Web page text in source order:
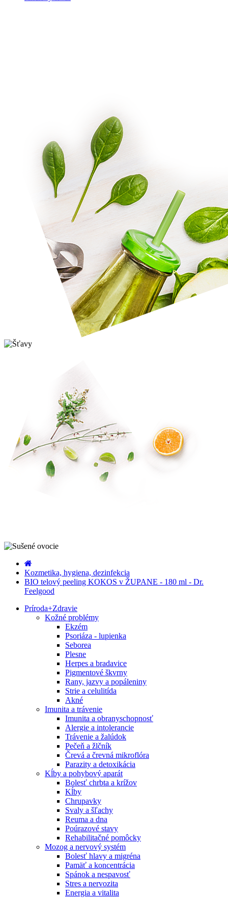
Kozmetika, hygiena, dezinfekcia
BIO telový peeling KOKOS v ŽUPANE - 180 ml - Dr.
Feelgood
Príroda+Zdravie
Kožné problémy
Ekzém
Psoriáza - lupienka
Seborea
Plesne
Herpes a bradavice
Pigmentové škvrny
Rany, jazvy a popáleniny
Strie a celulitída
Akné
Imunita a trávenie
Imunita a obranyschopnosť
Alergie a intolerancie
Trávenie a žalúdok
Pečeň a žlčník
Črevá a črevná mikroflóra
Parazity a detoxikácia
Kĺby a pohybový aparát
Bolesť chrbta a krížov
Kĺby
Chrupavky
Svaly a šľachy
Reuma a dna
Poúrazové stavy
Rehabilitačné pomôcky
Mozog a nervový systém
Bolesť hlavy a migréna
Pamäť a koncentrácia
Spánok a nespavosť
Stres a nervozita
Energia a vitalita